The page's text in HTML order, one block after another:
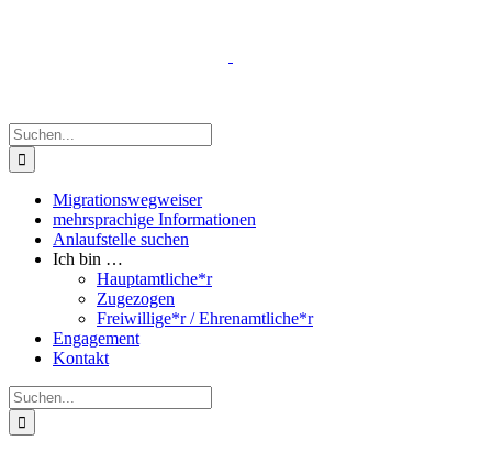
Suche
nach:
Migrationswegweiser
mehrsprachige Informationen
Anlaufstelle suchen
Ich bin …
Hauptamtliche*r
Zugezogen
Freiwillige*r / Ehrenamtliche*r
Engagement
Kontakt
Suche
nach: